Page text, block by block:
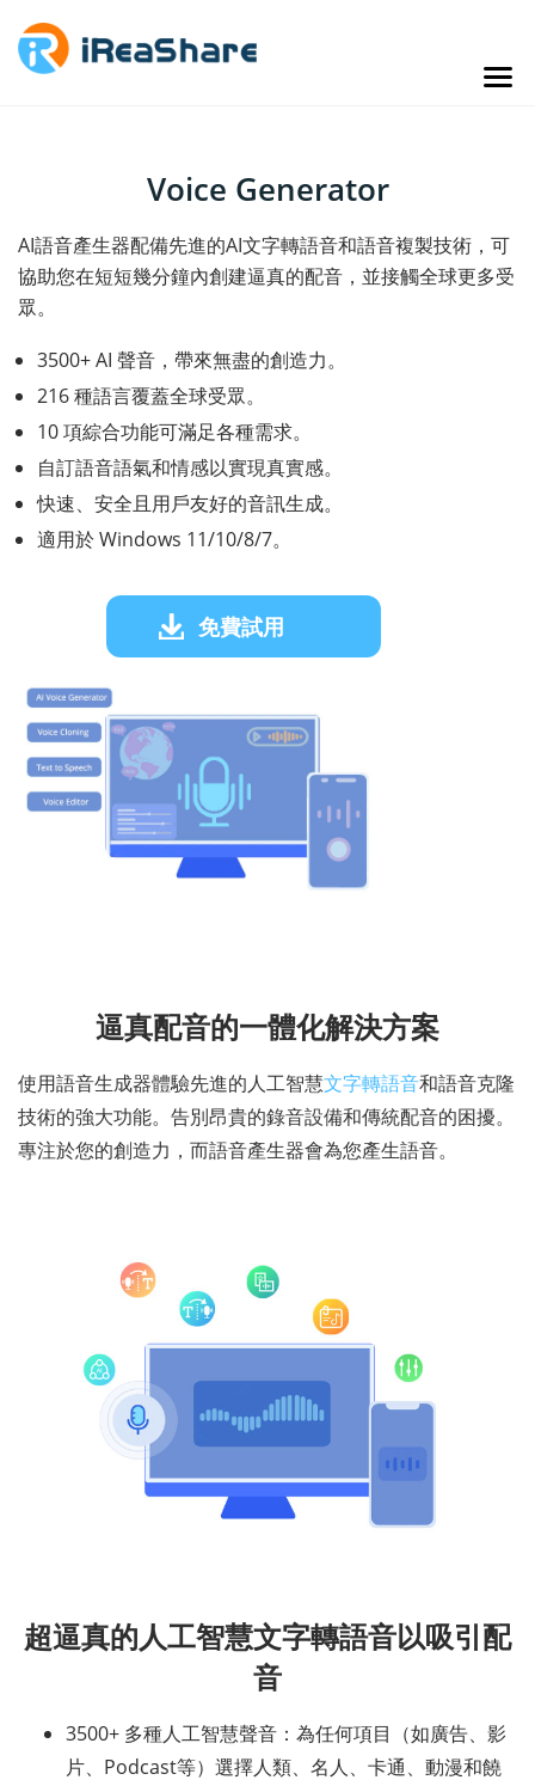
Voice Generator
AI語音產生器配備先進的AI文字轉語音和語音複製技術，可
協助您在短短幾分鐘內創建逼真的配音，並接觸全球更多受
眾。
3500+ AI 聲音，帶來無盡的創造力。
216 種語言覆蓋全球受眾。
10 項綜合功能可滿足各種需求。
自訂語音語氣和情感以實現真實感。
快速、安全且用戶友好的音訊生成。
適用於 Windows 11/10/8/7。
免費試用
逼真配音的一體化解決方案
使用語音生成器體驗先進的人工智慧文字轉語音和語音克隆
技術的強大功能。告別昂貴的錄音設備和傳統配音的困擾。
專注於您的創造力，而語音產生器會為您產生語音。
超逼真的人工智慧文字轉語音以吸引配
音
3500+ 多種人工智慧聲音：為任何項目（如廣告、影
片、Podcast等）選擇人類、名人、卡通、動漫和饒